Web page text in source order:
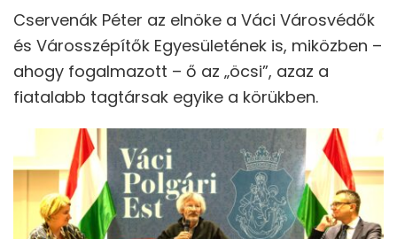
Cservenák Péter az elnöke a Váci Városvédők
és Városszépítők Egyesületének is, miközben –
ahogy fogalmazott – ő az „öcsi”, azaz a
fiatalabb tagtársak egyike a körükben.